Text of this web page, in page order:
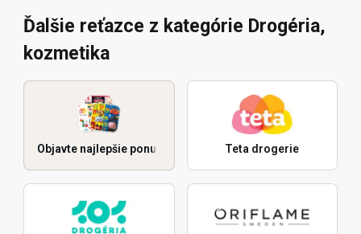
Ďalšie reťazce z kategórie Drogéria,
kozmetika
Objavte najlepšie ponuky Teta drogerie